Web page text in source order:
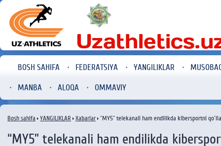
BOSH SAHIFA FEDERATSIYA YANGILIKLAR
MANBA ALOQA OMMAVIY
Bosh sahifa YANGILIKLAR Xabarlar “MY5” telekanali ham endilikda kibersportni
“MY5” telekanali ham endilikda